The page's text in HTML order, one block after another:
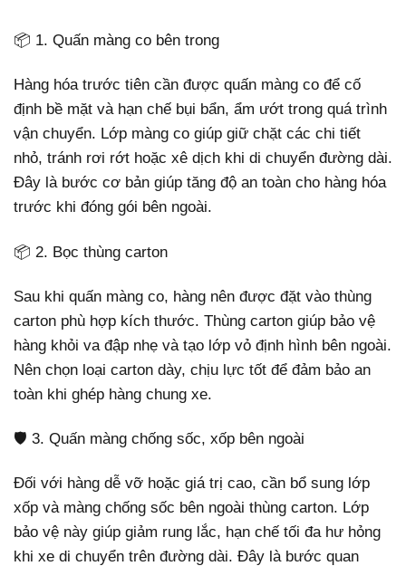
📦 1. Quấn màng co bên trong
Hàng hóa trước tiên cần được quấn màng co để cố
định bề mặt và hạn chế bụi bẩn, ẩm ướt trong quá trình
vận chuyển. Lớp màng co giúp giữ chặt các chi tiết
nhỏ, tránh rơi rớt hoặc xê dịch khi di chuyển đường dài.
Đây là bước cơ bản giúp tăng độ an toàn cho hàng hóa
trước khi đóng gói bên ngoài.
📦 2. Bọc thùng carton
Sau khi quấn màng co, hàng nên được đặt vào thùng
carton phù hợp kích thước. Thùng carton giúp bảo vệ
hàng khỏi va đập nhẹ và tạo lớp vỏ định hình bên ngoài.
Nên chọn loại carton dày, chịu lực tốt để đảm bảo an
toàn khi ghép hàng chung xe.
🛡️ 3. Quấn màng chống sốc, xốp bên ngoài
Đối với hàng dễ vỡ hoặc giá trị cao, cần bổ sung lớp
xốp và màng chống sốc bên ngoài thùng carton. Lớp
bảo vệ này giúp giảm rung lắc, hạn chế tối đa hư hỏng
khi xe di chuyển trên đường dài. Đây là bước quan